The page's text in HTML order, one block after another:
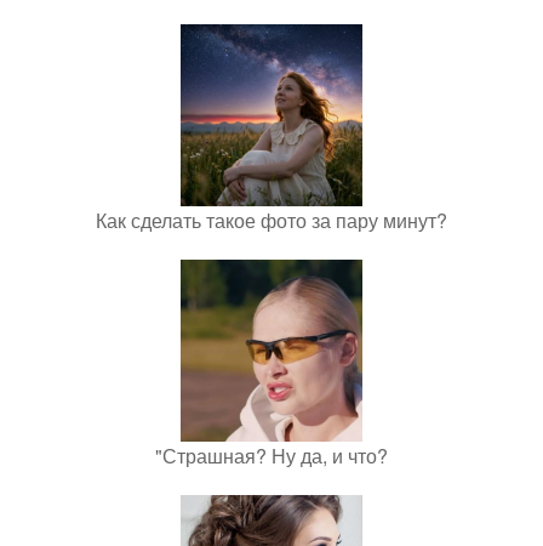
Как сделать такое фото за пару минут?
"Страшная? Ну да, и что?